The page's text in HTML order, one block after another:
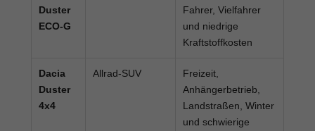
Duster
ECO-G
Fahrer, Vielfahrer
und niedrige
Kraftstoffkosten
Dacia
Duster
4x4
Allrad-SUV
Freizeit,
Anhängerbetrieb,
Landstraßen, Winter
und schwierige